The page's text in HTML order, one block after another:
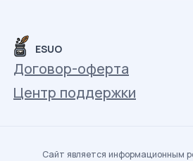
ESUO
Договор-оферта
Центр поддержки
Сайт является информационным